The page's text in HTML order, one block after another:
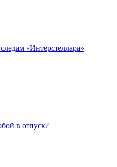
«Интерстеллара»
в отпуск?